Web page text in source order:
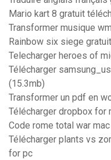
Mario kart 8 gratuit
Transformer musique
Rainbow six siege
Telecharger heroes of
Télécharger
(15.3mb)
Transformer un pdf en
Télécharger dropbox for
Code rome total war mac
Télécharger plants vs
for pc